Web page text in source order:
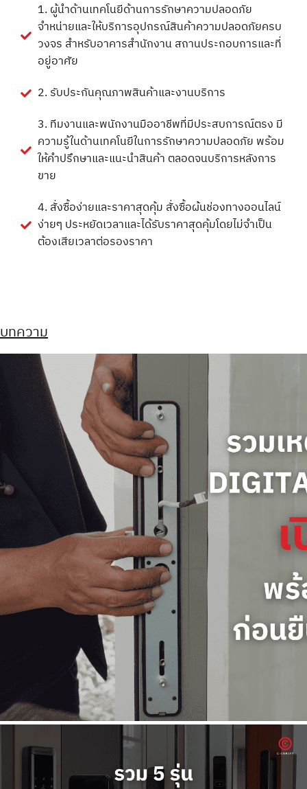
1. ผู้นำด้านเทคโนยีด้านการรักษาความปลอดภัย
จำหน่ายและให้บริการอุปกรณ์สินค้าความปลอดภัยครบ
วงจร สำหรับอาคารสำนักงาน สถานประกอบการและที่
อยู่อาศัย
2. รับประกันคุณภาพสินค้าและงานบริการ
3. ทีมงานและพนักงานมืออาชีพที่มีประสบการณ์ตรง มี
ความรู้ในด้านเทคโนยีในการรักษาความปลอดภัย พร้อม
ให้คำปรึกษาและแนะนำสินค้า ตลอดจนบริการหลังการ
ขาย
4. สั่งซื้อง่ายและราคาสุดคุ้ม สั่งซื้อผ้่นช่องทางออนไลน์
ง่ายๆ ประหยัดเวลาและได้รับราคาสุดคุ้มโดยไม่จำเป็น
ต้องเสียเวลาต่อรองราคา
บทความ